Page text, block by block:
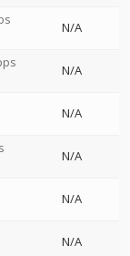
N/A
N/A
N/A
N/A
N/A
N/A